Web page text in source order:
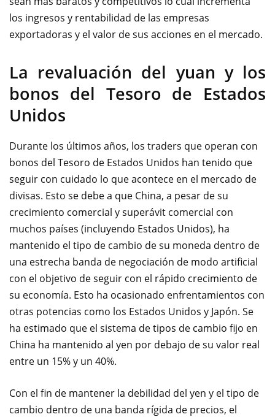
los ingresos y rentabilidad de las empresas
exportadoras y el valor de sus acciones en el mercado.
La revaluación del yuan y los
bonos del Tesoro de Estados
Unidos
Durante los últimos años, los traders que operan con
bonos del Tesoro de Estados Unidos han tenido que
seguir con cuidado lo que acontece en el mercado de
divisas. Esto se debe a que China, a pesar de su
crecimiento comercial y superávit comercial con
muchos países (incluyendo Estados Unidos), ha
mantenido el tipo de cambio de su moneda dentro de
una estrecha banda de negociación de modo artificial
con el objetivo de seguir con el rápido crecimiento de
su economía. Esto ha ocasionado enfrentamientos con
otras potencias como los Estados Unidos y Japón. Se
ha estimado que el sistema de tipos de cambio fijo en
China ha mantenido al yen por debajo de su valor real
entre un 15% y un 40%.
Con el fin de mantener la debilidad del yen y el tipo de
cambio dentro de una banda rígida de precios, el